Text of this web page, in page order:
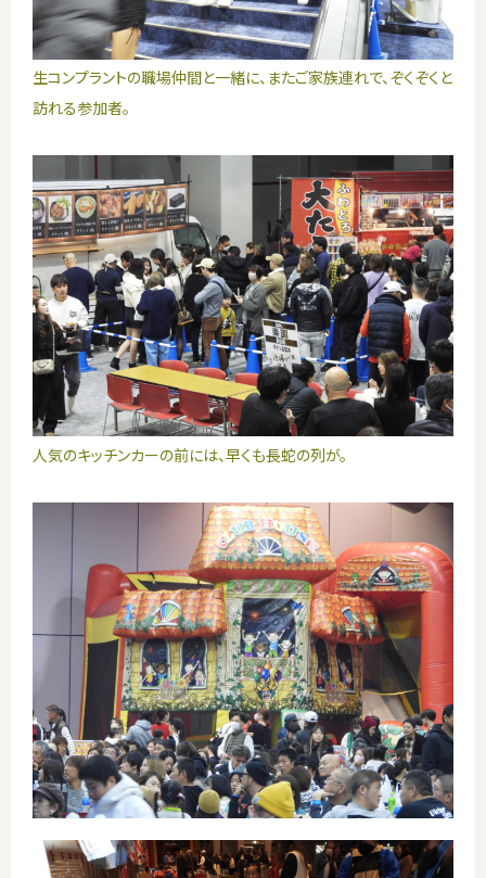
生コンプラントの職場仲間と一緒に、またご家族連れで、ぞくぞくと
訪れる参加者。
人気のキッチンカーの前には、早くも長蛇の列が。